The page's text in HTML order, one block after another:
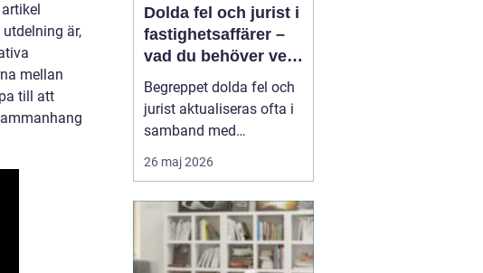
är,
mellan
till att
Dolda fel och jurist i
fastighetsaffärer –
vad du behöver veta
när fel upptäcks
Begreppet dolda fel och
jurist aktualiseras ofta i
samband med
fastighetsköp där
köparen efter tillträdet
inte var synliga vid
besiktning. Det kan
handla om fukt,
26 maj 2026